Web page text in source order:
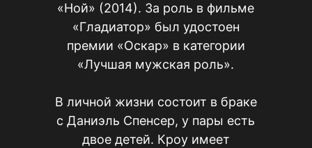
«Ной» (2014). За роль в фильме
«Гладиатор» был удостоен
премии «Оскар» в категории
«Лучшая мужская роль».
В личной жизни состоит в браке
с Даниэль Спенсер, у пары есть
двое детей. Кроу имеет